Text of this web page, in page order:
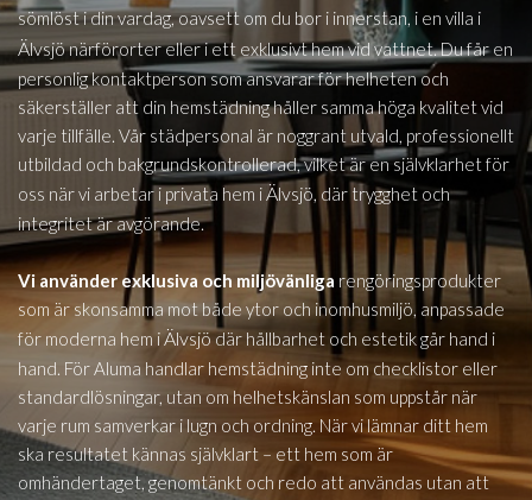
sömlöst i din vardag, oavsett om du bor i innerstan, i en villa i
Älvsjönärförorter eller i ett exklusivt hem vid vattnet. Du får en
personlig kontaktperson som ansvarar för helheten och
säkerställer att din hemstädning håller samma höga kvalitet vid
varje tillfälle. Vår städpersonal är noggrant utvald, professionellt
utbildad och bakgrundskontrollerad, vilket är en självklarhet för
oss när vi arbetar i privata hem iÄlvsjö, där trygghet och
integritet är avgörande.
Vi använder exklusiva och miljövänliga rengöringsprodukter
som är skonsamma mot både ytor och inomhusmiljö, anpassade
för moderna hem i Älvsjödär hållbarhet och estetik går hand i
hand. För Aluma handlar hemstädning inte om checklistor eller
standardlösningar, utan om helhetskänslan som uppstår när
varje rum samverkar i lugn och ordning. När vi lämnar ditt hem
ska resultatet kännas självklart – ett hem som är
omhändertaget, genomtänkt och redo att användas utan att